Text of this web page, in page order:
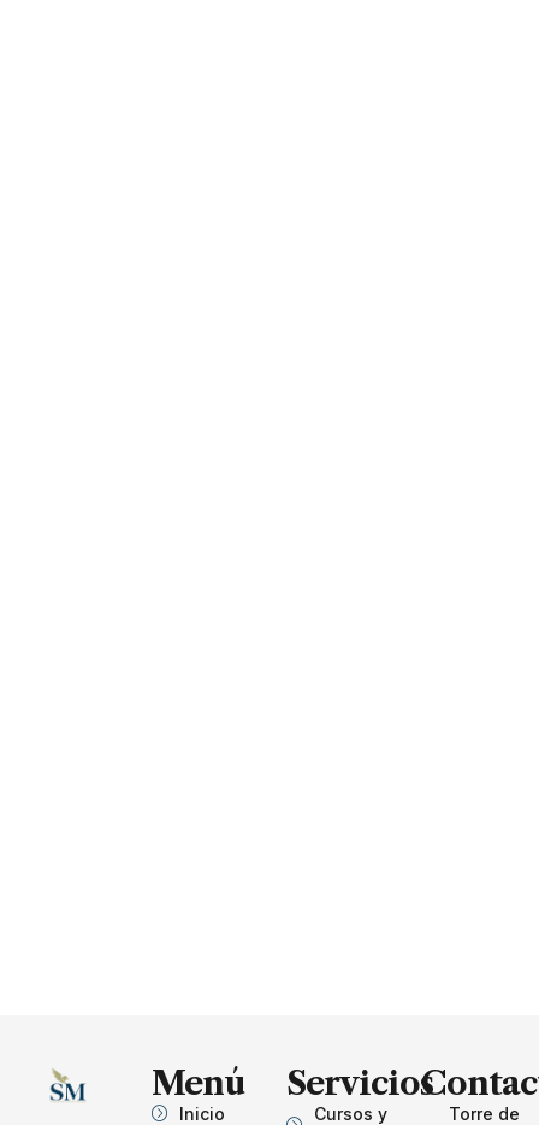
Menú
Inicio
Servicios
Cursos y
Torre de